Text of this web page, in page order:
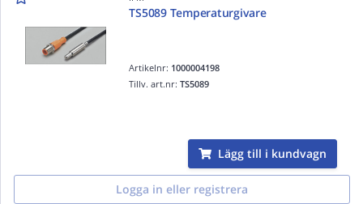
TS5089 Temperaturgivare
Artikelnr: 1000004198
Tillv. art.nr:TS5089
Lägg till i kundvagn
Logga in eller registrera